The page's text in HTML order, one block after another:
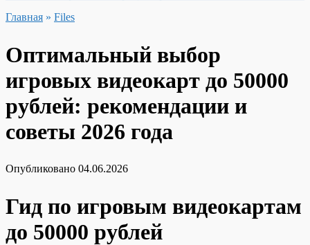
Главная » Files
Оптимальный выбор
игровых видеокарт до 50000
рублей: рекомендации и
советы 2026 года
Опубликовано 04.06.2026
Гид по игровым видеокартам
до 50000 рублей